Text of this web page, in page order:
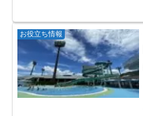
お役立ち情報